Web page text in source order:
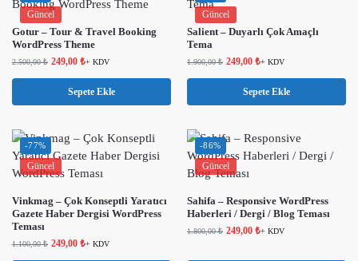
Güncel
Gotur – Tour & Travel Booking
WordPress Theme
2.500,00₺ 249,00 ₺+ KDV
Sepete Ekle
Güncel
Salient – ​​Duyarlı Çok Amaçlı
Tema
1.900,00₺ 249,00 ₺+ KDV
Sepete Ekle
-77%
Güncel
Vinkmag – Çok Konseptli Yaratıcı
Gazete Haber Dergisi WordPress
Teması
1.100,00₺ 249,00 ₺+ KDV
-86%
Güncel
Sahifa – Responsive WordPress
Haberleri / Dergi / Blog Teması
1.800,00₺ 249,00 ₺+ KDV